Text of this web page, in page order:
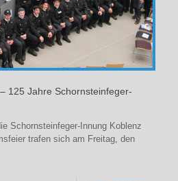
125 Jahre Schornsteinfeger-
Schornsteinfeger-Innung Koblenz
trafen sich am Freitag, den